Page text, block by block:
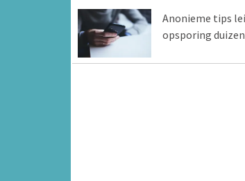
Anonieme tips
opsporing